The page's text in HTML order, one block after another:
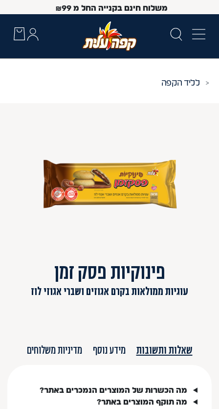
משלוח חינם בקנייה החל מ ₪99
Up and Down arrow keys to navigate search results.
ליד הקפה
פינוקיות פסק זמן
עוגיות ממולאות בקרם אגוזים ושברי אגוזי לוז
שאלות ותשובות מידע נוסף מדיניות משלוחים
מה הכשרות של המוצרים הנמכרים באתר?
מה תוקף המוצרים באתר?